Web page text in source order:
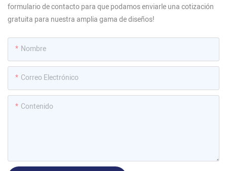
formulario de contacto para que podamos enviarle una cotización
gratuita para nuestra amplia gama de diseños!
Nombre
Correo Electrónico
Contenido